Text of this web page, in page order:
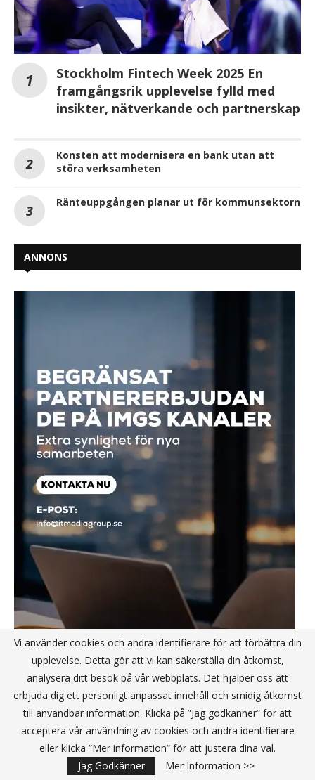
Stockholm Fintech Week 2025 En
framgångsrik upplevelse fylld med
insikter, nätverkande och partnerskap
Konsten att modernisera en bank utan att
störa verksamheten
Ränteuppgången planar ut för kommunsektorn
ANNONS
SÄKERHET
Vi använder cookies och andra identifierare för att förbättra din
upplevelse. Detta gör att vi kan säkerställa din åtkomst,
analysera ditt besök på vår webbplats. Det hjälper oss att
erbjuda dig ett personligt anpassat innehåll och smidig åtkomst
till användbar information. Klicka på ”Jag godkänner” för att
acceptera vår användning av cookies och andra identifierare
eller klicka ”Mer information” för att justera dina val.
Jag Godkänner
Mer Information >>